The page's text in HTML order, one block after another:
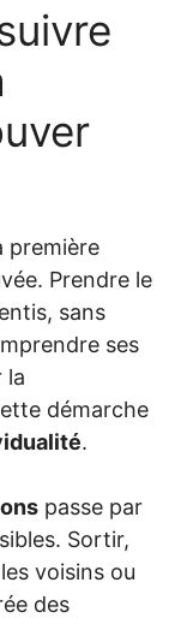
première
Prendre le
sans
ses
la
démarche
.
passe par
Sortir,
voisins ou
des